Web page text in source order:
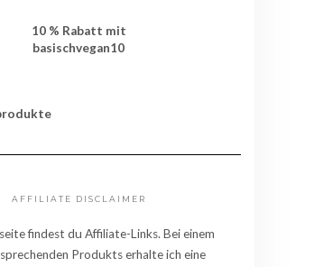
10 % Rabatt mit
basischvegan10
AFFILIATE DISCLAIMER
findest du Affiliate-Links. Bei einem
Produkts erhalte ich eine